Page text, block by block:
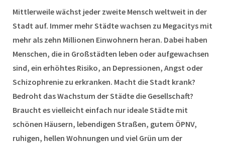
Mittlerweile wächst jeder zweite Mensch weltweit in der
Stadt auf. Immer mehr Städte wachsen zu Megacitys mit
mehr als zehn Millionen Einwohnern heran. Dabei haben
Menschen, die in Großstädten leben oder aufgewachsen
sind, ein erhöhtes Risiko, an Depressionen, Angst oder
Schizophrenie zu erkranken. Macht die Stadt krank?
Bedroht das Wachstum der Städte die Gesellschaft?
Braucht es vielleicht einfach nur ideale Städte mit
schönen Häusern, lebendigen Straßen, gutem ÖPNV,
ruhigen, hellen Wohnungen und viel Grün um der